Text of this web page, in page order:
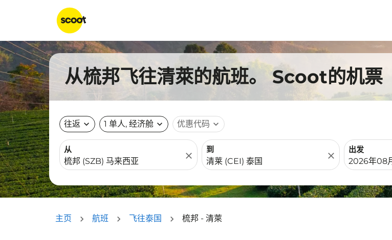
从梳邦飞往清萊的航班。 Scoot的机票
往返 expand_more 1 单人, 经济舱 expand_more 优惠代码 expand_more
从
close
到
close
出发
fc-
2026年08
主页 航班 飞往泰国 梳邦 - 清萊